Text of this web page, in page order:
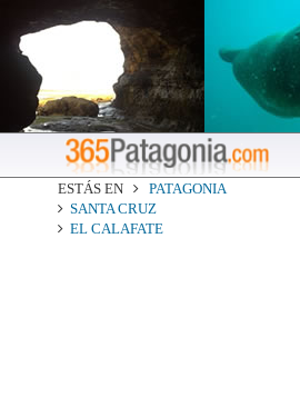
ESTÁS EN
PATAGONIA
SANTA CRUZ
EL CALAFATE